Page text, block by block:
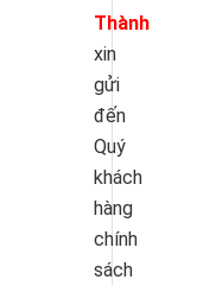
Thành
xin
gửi
đến
Quý
khách
hàng
chính
sách